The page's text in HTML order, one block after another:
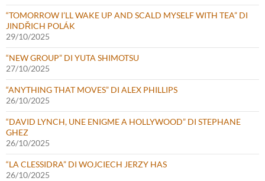
“TOMORROW I’LL WAKE UP AND SCALD MYSELF WITH TEA” DI
JINDŘICH POLÁK
29/10/2025
“NEW GROUP” DI YUTA SHIMOTSU
27/10/2025
“ANYTHING THAT MOVES” DI ALEX PHILLIPS
26/10/2025
“DAVID LYNCH, UNE ENIGME A HOLLYWOOD” DI STEPHANE
GHEZ
26/10/2025
“LA CLESSIDRA” DI WOJCIECH JERZY HAS
26/10/2025